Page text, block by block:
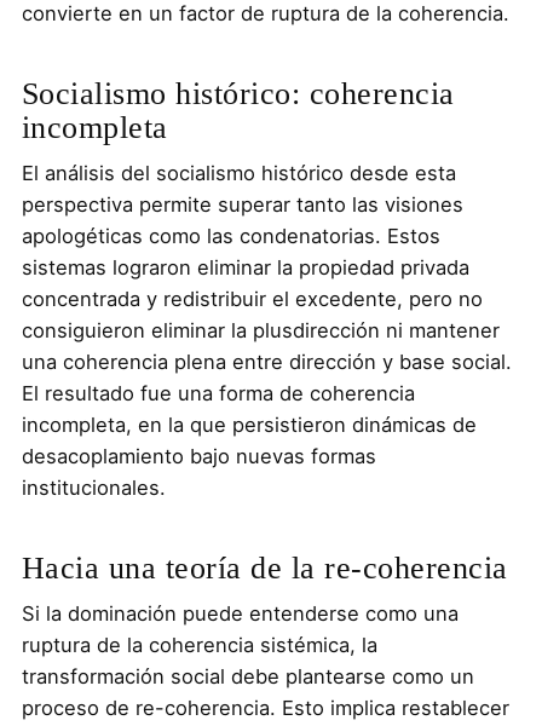
convierte en un factor de ruptura de la coherencia.
Socialismo histórico: coherencia
incompleta
El análisis del socialismo histórico desde esta
perspectiva permite superar tanto las visiones
apologéticas como las condenatorias. Estos
sistemas lograron eliminar la propiedad privada
concentrada y redistribuir el excedente, pero no
consiguieron eliminar la plusdirección ni mantener
una coherencia plena entre dirección y base social.
El resultado fue una forma de coherencia
incompleta, en la que persistieron dinámicas de
desacoplamiento bajo nuevas formas
institucionales.
Hacia una teoría de la re-coherencia
Si la dominación puede entenderse como una
ruptura de la coherencia sistémica, la
transformación social debe plantearse como un
proceso de re-coherencia. Esto implica restablecer